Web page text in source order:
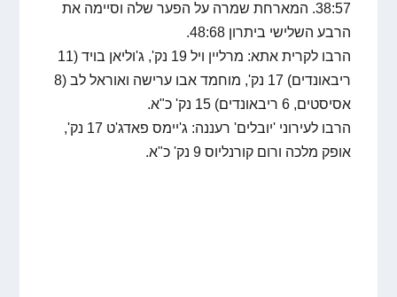
38:57. המארחת שמרה על הפער שלה וסיימה את
הרבע השלישי ביתרון 48:68.
הרבו לקרית אתא: מרליין ויל 19 נק', ג'וליאן בויד (11
ריבאונדים) 17 נק', מוחמד אבו ערישה ואוראל לב (8
אסיסטים, 6 ריבאונדים) 15 נק' כ"א.
הרבו לעירוני 'יובלים' רעננה: ג'יימס פאדג'ט 17 נק',
אופק מלכה ורום קורנליוס 9 נק' כ"א.